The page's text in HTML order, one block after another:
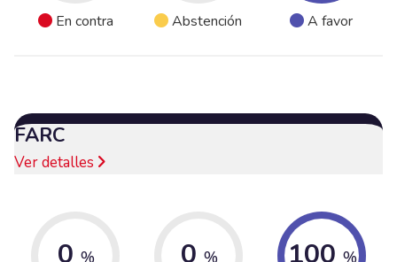
En contra Abstención A favor
FARC
Ver detalles
0 % 0 % 100 %